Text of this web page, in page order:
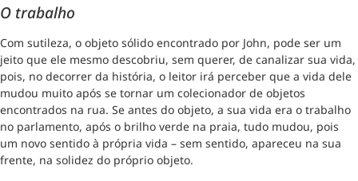
O trabalho
Com sutileza, o objeto sólido encontrado por John, pode ser um
jeito que ele mesmo descobriu, sem querer, de canalizar sua vida,
pois, no decorrer da história, o leitor irá perceber que a vida dele
mudou muito após se tornar um colecionador de objetos
encontrados na rua. Se antes do objeto, a sua vida era o trabalho
no parlamento, após o brilho verde na praia, tudo mudou, pois
um novo sentido à própria vida – sem sentido, apareceu na sua
frente, na solidez do próprio objeto.